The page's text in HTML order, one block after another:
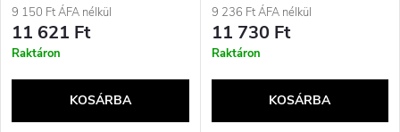
9 150 Ft ÁFA nélkül
11 621 Ft
Raktáron
KOSÁRBA
9 236 Ft ÁFA nélkül
11 730 Ft
Raktáron
KOSÁRBA